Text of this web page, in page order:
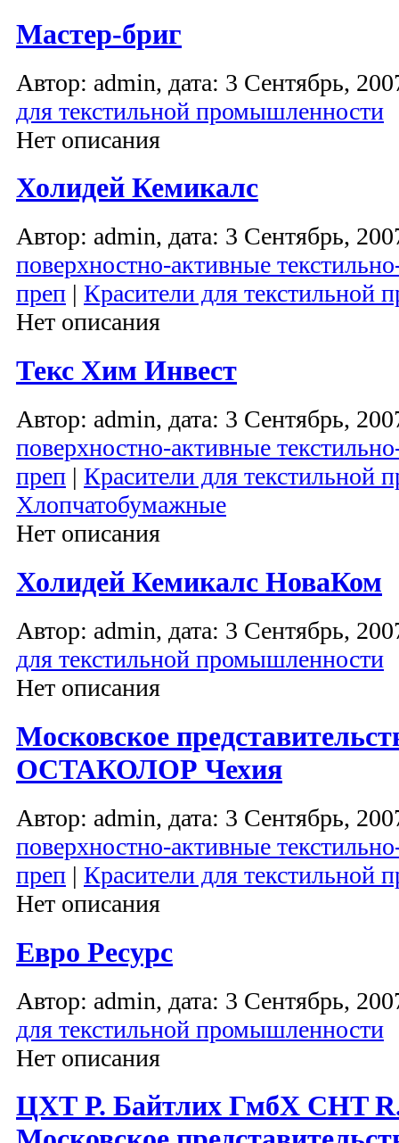
Мастер-бриг
Автор: admin, дата: 3 Сентябрь,
для текстильной промышленности
Нет описания
Холидей Кемикалс
Автор: admin, дата: 3 Сентябрь,
поверхностно-активные
преп | Красители для текстильной
Нет описания
Текс Хим Инвест
Автор: admin, дата: 3 Сентябрь,
поверхностно-активные
преп | Красители для текстильной
Хлопчатобумажные
Нет описания
Холидей Кемикалс НоваКом
Автор: admin, дата: 3 Сентябрь,
для текстильной промышленности
Нет описания
Московское
ОСТАКОЛОР Чехия
Автор: admin, дата: 3 Сентябрь,
поверхностно-активные
преп | Красители для текстильной
Нет описания
Евро Ресурс
Автор: admin, дата: 3 Сентябрь,
для текстильной промышленности
Нет описания
ЦХТ Р. Байтлих ГмбХ CHT